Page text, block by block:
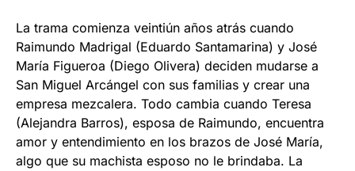
La trama comienza veintiún años atrás cuando
Raimundo Madrigal (Eduardo Santamarina) y José
María Figueroa (Diego Olivera) deciden mudarse a
San Miguel Arcángel con sus familias y crear una
empresa mezcalera. Todo cambia cuando Teresa
(Alejandra Barros), esposa de Raimundo, encuentra
amor y entendimiento en los brazos de José María,
algo que su machista esposo no le brindaba. La